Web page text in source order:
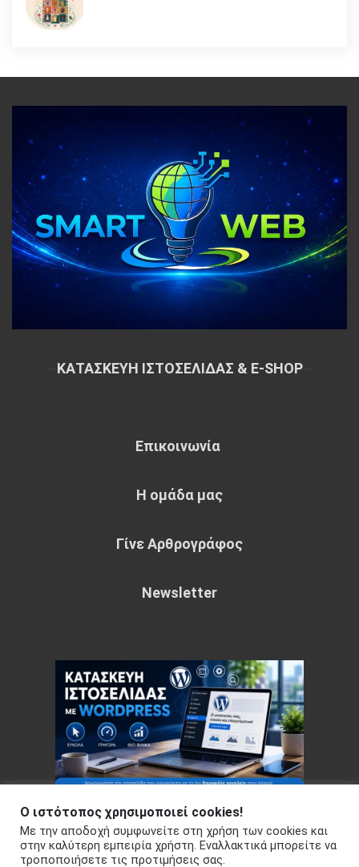
ΚΑΤΑΣΚΕΥΗ ΙΣΤΟΣΕΛΙΔΑΣ & E-SHOP~
Επικοινωνία
Η ομάδα μας
Γίνε Αρθρογράφος
Newsletter
Copyright © 2026 Your e-articles - WordPress Theme : by
Sparkle Themes Πολιτική Απορρήτου
Ο ιστότοπος χρησιμοποιεί cookies!
Με την αποδοχή συμφωνείτε στη χρήση των cookies και
στην καλύτερη εμπειρία χρήστη. Εναλλακτικά μπορείτε να
τροποποιήσετε τις προτιμήσεις σας.